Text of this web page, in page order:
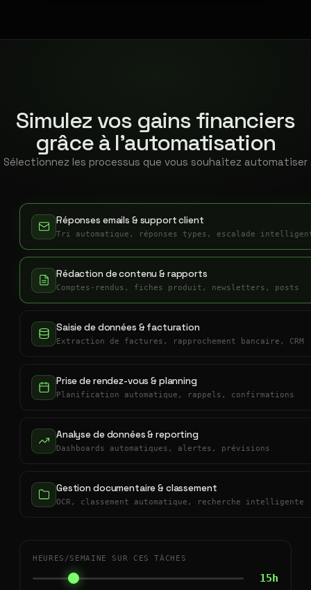
Simulez vos gains financiers
grâce à l'automatisation
Sélectionnez les processus que vous souhaitez automatiser
Réponses emails & support client
Tri automatique, réponses types, escalade
Rédaction de contenu & rapports
Comptes-rendus, fiches produit, newsletters, posts
Saisie de données & facturation
Extraction de factures, rapprochement bancaire, CRM
Prise de rendez-vous & planning
Planification automatique, rappels, confirmations
Analyse de données & reporting
Dashboards automatiques, alertes, prévisions
Gestion documentaire & classement
OCR, classement automatique, recherche intelligente
HEURES/SEMAINE SUR CES TÂCHES
15h